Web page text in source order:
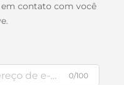
em contato com você
0/100